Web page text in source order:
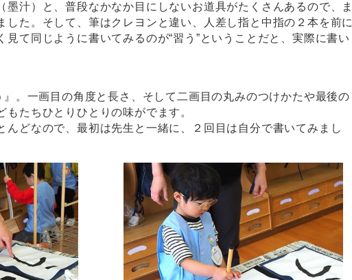
墨汁）と、普段なかなか目にしないお道具がたくさんあるので、ま
した。そして、筆はクレヨンと違い、人差し指と中指の２本を前に
見て同じように書いてみるのが“習う”ということだと、実際に書い
』。一画目の角度と長さ、そして二画目の丸みのつけかたや最後の
たちひとりひとりの味がでます。
んどなので、最初は先生と一緒に、２回目は自分で書いてみまし